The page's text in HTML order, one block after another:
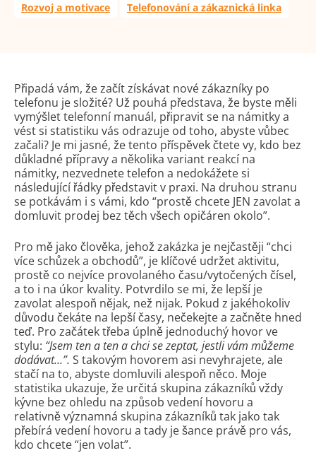
Rozvoj a motivace Telefonování a zákaznická linka
Připadá vám, že začít získávat nové zákazníky po
telefonu je složité? Už pouhá představa, že byste měli
vymýšlet telefonní manuál, připravit se na námitky a
vést si statistiku vás odrazuje od toho, abyste vůbec
začali? Je mi jasné, že tento příspěvek čtete vy, kdo bez
důkladné přípravy a několika variant reakcí na
námitky, nezvednete telefon a nedokážete si
následující řádky představit v praxi. Na druhou stranu
se potkávám i s vámi, kdo “prostě chcete JEN zavolat a
domluvit prodej bez těch všech opičáren okolo”.
Pro mě jako člověka, jehož zakázka je nejčastěji “chci
více schůzek a obchodů”, je klíčové udržet aktivitu,
prostě co nejvíce provolaného času/vytočených čísel,
a to i na úkor kvality. Potvrdilo se mi, že lepší je
zavolat alespoň nějak, než nijak. Pokud z jakéhokoliv
důvodu čekáte na lepší časy, nečekejte a začněte hned
teď. Pro začátek třeba úplně jednoduchý hovor ve
stylu: “Jsem ten a ten a chci se zeptat, jestli vám můžeme
dodávat…”. S takovým hovorem asi nevyhrajete, ale
stačí na to, abyste domluvili alespoň něco. Moje
statistika ukazuje, že určitá skupina zákazníků vždy
kývne bez ohledu na způsob vedení hovoru a
relativně významná skupina zákazníků tak jako tak
přebírá vedení hovoru a tady je šance právě pro vás,
kdo chcete “jen volat”.